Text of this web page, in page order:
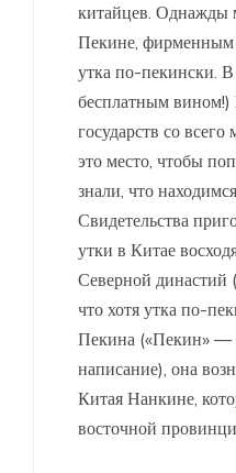
китайцев. Однажды
Пекине, фирменным
утка по-пекински.
бесплатным вином!)
государств со
это место, чтобы
знали, что
Свидетельства
утки в Китае
Северной
что хотя утка по-
Пекина («Пекин» —
написание), она
Китая Нанкине,
восточной